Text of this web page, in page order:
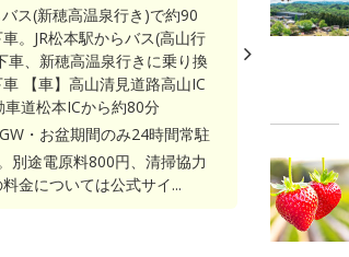
バス(新穂高温泉行き)で約90
。JR松本駅からバス(高山行
車、新穂高温泉行きに乗り換
【車】高山清見道路高山IC
道松本ICから約80分
・お盆期間のみ24時間常駐
別途電原料800円、清掃協力
金については公式サイ...